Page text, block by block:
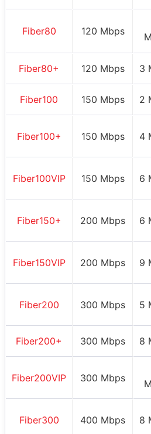
Fiber80 120 Mbps
Fiber80+ 120 Mbps 3
Fiber100 150 Mbps 2
Fiber100+ 150 Mbps 4
Fiber100VIP 150 Mbps 6
Fiber150+ 200 Mbps 6
Fiber150VIP 200 Mbps 9
Fiber200 300 Mbps 5
Fiber200+ 300 Mbps 8
Fiber200VIP 300 Mbps
Fiber300 400 Mbps 8